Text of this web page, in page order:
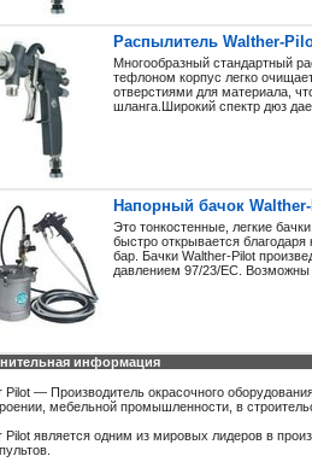
Распылитель Walther-
Многообразный стандартный
тефлоном корпус легко
отверстиями для материала,
шланга.Широкий спектр дюз
Напорный бачок
Это тонкостенные, легкие
быстро открывается
бар. Бачки Walther-Pilot
давлением 97/23/EC.
информация
Pilot — Производитель окрасочного
мебельной промышленности, в
Pilot является одним из мировых лидеров в